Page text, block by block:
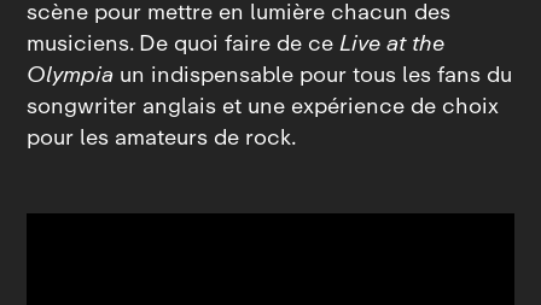
scène pour mettre en lumière chacun des
musiciens. De quoi faire de ceLive at the
Olympia un indispensable pour tous les fans du
songwriter anglais et une expérience de choix
pour les amateurs de rock.